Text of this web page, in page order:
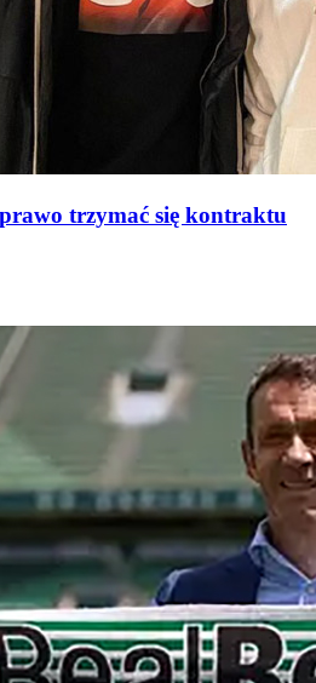
trzymać się kontraktu